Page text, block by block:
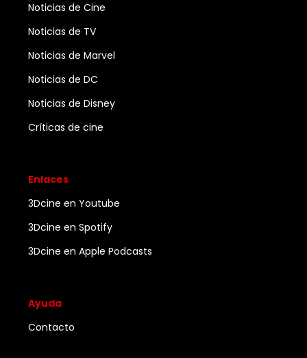
Noticias de Cine
Noticias de TV
Noticias de Marvel
Noticias de DC
Noticias de Disney
Críticas de cine
Enlaces
3Dcine en Youtube
3Dcine en Spotify
3Dcine en Apple Podcasts
Ayuda
Contacto